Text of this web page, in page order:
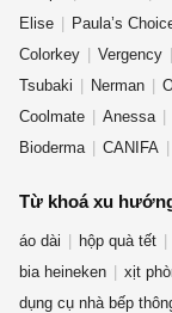
Elise
Paula’s
Colorkey
Vergency
Tsubaki
Nerman
Coolmate
Anessa
Bioderma
CANIFA
Từ khoá xu
áo dài hộp quà tết
bia heineken
xịt
dụng cụ nhà bếp